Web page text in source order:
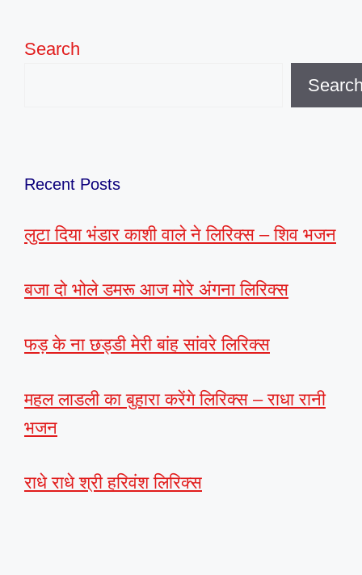
Search
Recent Posts
लुटा दिया भंडार काशी वाले ने लिरिक्स – शिव भजन
बजा दो भोले डमरू आज मोरे अंगना लिरिक्स
फड़ के ना छड्डी मेरी बांह सांवरे लिरिक्स
महल लाडली का बुहारा करेंगे लिरिक्स – राधा रानी
भजन
राधे राधे श्री हरिवंश लिरिक्स